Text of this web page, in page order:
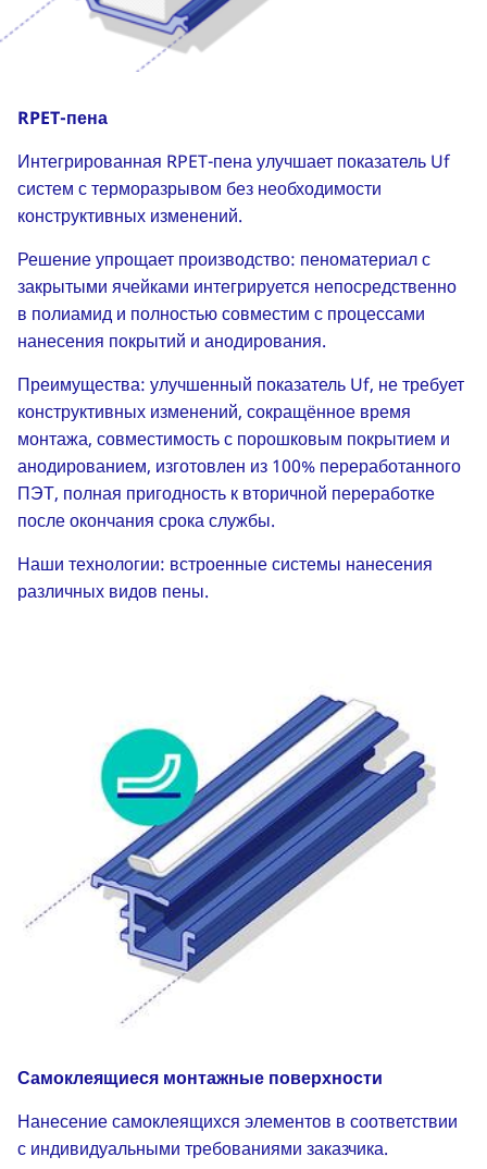
RPET-пена
Интегрированная RPET-пена улучшает показатель Uf
систем с терморазрывом без необходимости
конструктивных изменений.
Решение упрощает производство: пеноматериал с
закрытыми ячейками интегрируется непосредственно
в полиамид и полностью совместим с процессами
нанесения покрытий и анодирования.
Преимущества: улучшенный показатель Uf, не требует
конструктивных изменений, сокращённое время
монтажа, совместимость с порошковым покрытием и
анодированием, изготовлен из 100% переработанного
ПЭТ, полная пригодность к вторичной переработке
после окончания срока службы.
Наши технологии: встроенные системы нанесения
различных видов пены.
Самоклеящиеся монтажные поверхности
Нанесение самоклеящихся элементов в соответствии
с индивидуальными требованиями заказчика.